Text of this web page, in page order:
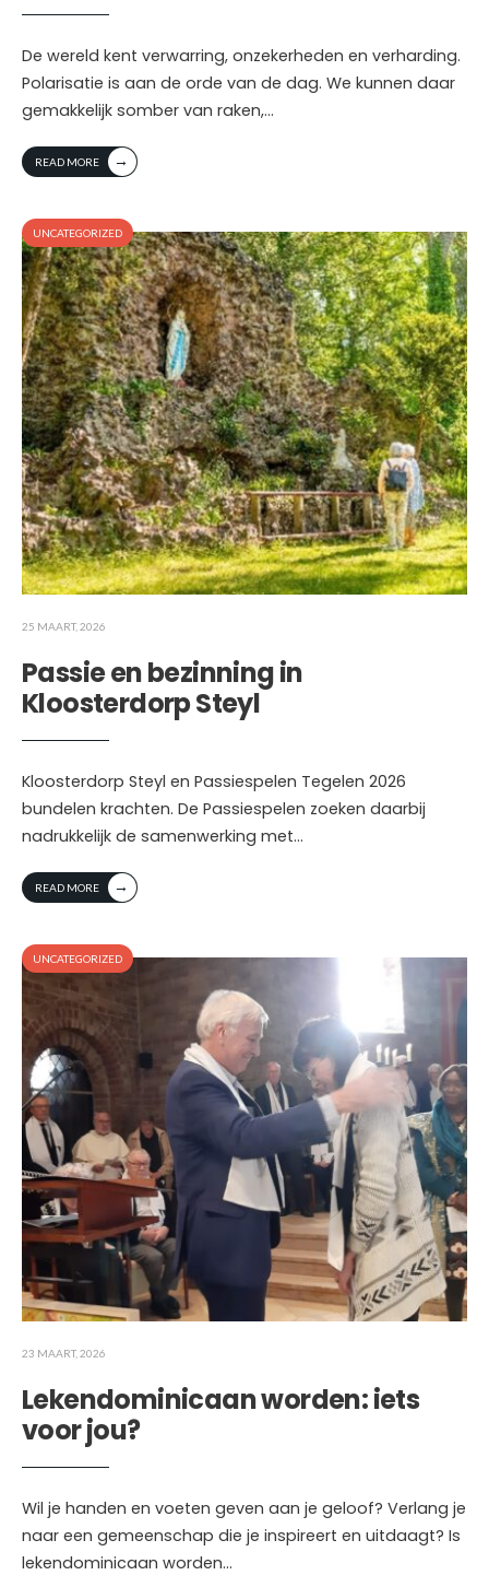
De wereld kent verwarring, onzekerheden en verharding.
Polarisatie is aan de orde van de dag. We kunnen daar
gemakkelijk somber van raken,...
READ MORE →
UNCATEGORIZED
25 MAART, 2026
Passie en bezinning in
Kloosterdorp Steyl
Kloosterdorp Steyl en Passiespelen Tegelen 2026
bundelen krachten. De Passiespelen zoeken daarbij
nadrukkelijk de samenwerking met...
READ MORE →
UNCATEGORIZED
23 MAART, 2026
Lekendominicaan worden: iets
voor jou?
Wil je handen en voeten geven aan je geloof? Verlang je
naar een gemeenschap die je inspireert en uitdaagt? Is
lekendominicaan worden...